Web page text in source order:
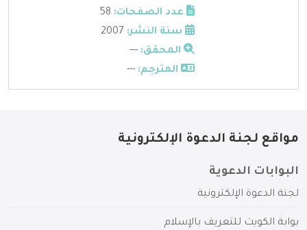
عدد الصفحات:
سنة النشر:
المحقق: ---
المترجم: ---
مواقع لجنة الدعوة الإلكترونية
البوابات الدعوية
لجنة الدعوة الإلكترونية
بوابة الكويت للتعريف بالإسلام